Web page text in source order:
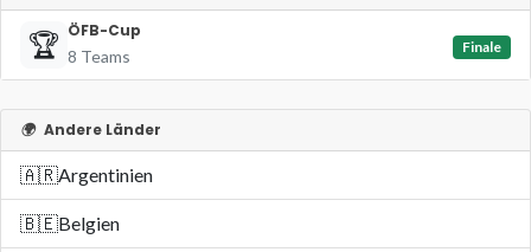
🏆 ÖFB-Cup
8 Teams
Finale
🌍 Andere Länder
🇦🇷Argentinien
🇧🇪Belgien